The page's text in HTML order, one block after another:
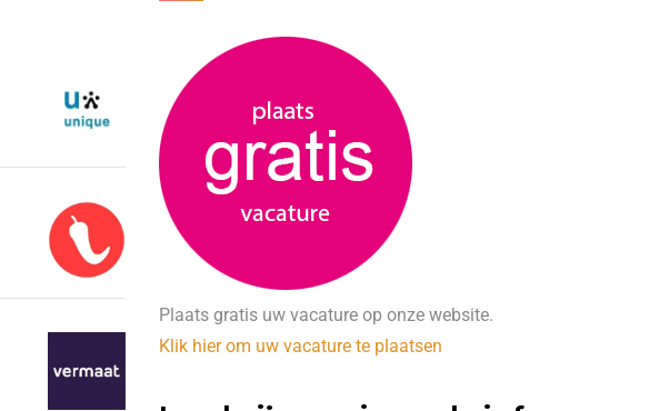
Plaats gratis uw vacature op onze website.
Klik hier om uw vacature te plaatsen